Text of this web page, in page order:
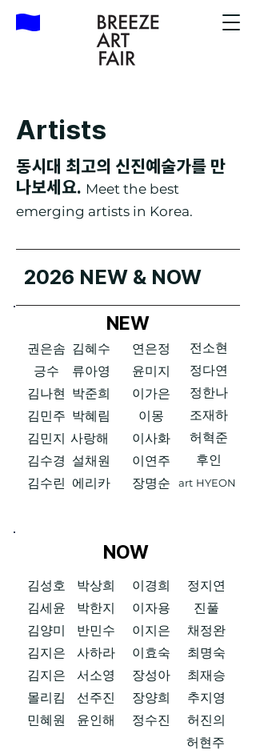
Artists
동시대 최고의 신진예술가를 만
나보세요. Meet the best
emerging artists in Korea.
2026 NEW & NOW
권은솜
긍수
김나현
김민주
김민지
김수경
김수린
김혜수
류아영
박준희
박혜림
사랑해
설채원
에리카
연은정
윤미지
이가은
이몽
이사화
이연주
장명순
전소현
정다연
정한나
조재하
허혁준
후인
art HYEON
NEW
NOW
김성호
김세윤
김양미
김지은
김지은
몰리킴
민혜원
박상희
박한지
반민수
사하라
서소영
선주진
윤인해
이경희
이자용
이지은
이효숙
장성아
장양희
​정수진
정지연
진풀
채정완
최명숙
최재승
추지영
허진의
허현주